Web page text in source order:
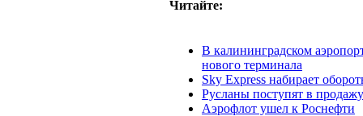
Читайте:
В калининградском
нового терминала
Sky Express набирает
Русланы поступят в продажу
Аэрофлот ушел к Роснефти